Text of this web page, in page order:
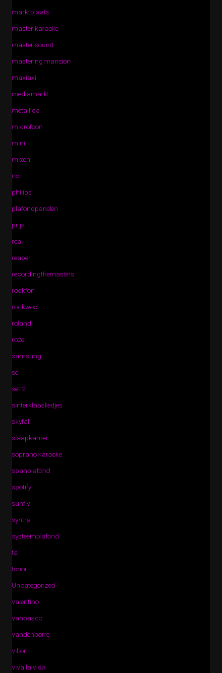
marktplaats
master karaoke
master sound
mastering mansion
maxiaxi
mediamarkt
metallica
microfoon
mini
mixen
no
philips
plafondpanelen
prijs
real
reaper
recordingthemasters
rockfon
rockwool
roland
roze
samsung
se
set 2
sinterklaasliedjes
skyfall
slaapkamer
soprano karaoke
spanplafond
spotify
sunfly
syntra
systeemplafond
ta
tonor
Uncategorized
valentino
vanbasco
vandenborre
vilton
viva la vida